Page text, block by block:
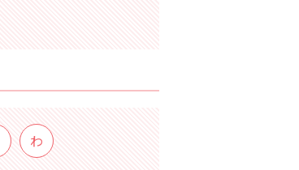
わ